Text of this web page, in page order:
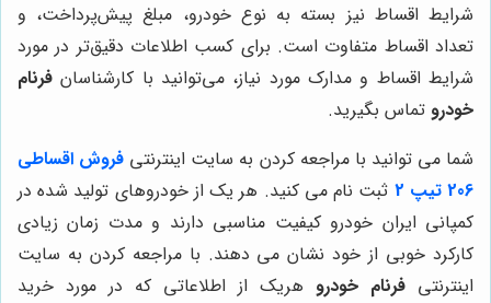
شرایط اقساط نیز بسته به نوع خودرو، مبلغ پیش‌پرداخت، و
تعداد اقساط متفاوت است. برای کسب اطلاعات دقیق‌تر در مورد
شرایط اقساط و مدارک مورد نیاز، می‌توانید با کارشناسان فرنام
خودرو تماس بگیرید.
شما می توانید با مراجعه کردن به سایت اینترنتی فروش اقساطی
206 تیپ 2
ثبت ‌نام می‌ کنید. هر یک از خودروهای تولید شده در
کمپانی ایران خودرو کیفیت مناسبی دارند و مدت زمان زیادی
کارکرد خوبی از خود نشان می ‌دهند. با مراجعه کردن به سایت
اینترنتی فرنام خودرو هریک از اطلاعاتی که در مورد خرید